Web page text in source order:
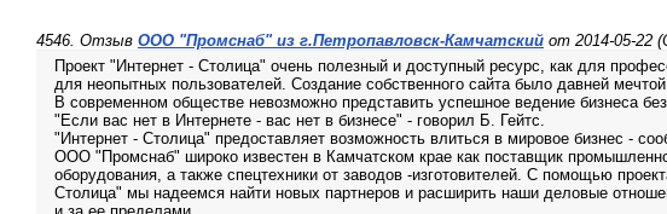
4546. Отзыв ООО "Промснаб" из г.Петропавловск-Камчатский от 2014-05-22
Проект "Интернет - Столица" очень полезный и доступный ресурс, как для
для неопытных пользователей. Создание собственного сайта было давней
В современном обществе невозможно представить успешное ведение бизнеса
"Если вас нет в Интернете - вас нет в бизнесе" - говорил Б. Гейтс.
"Интернет - Столица" предоставляет возможность влиться в мировое бизнес -
ООО "Промснаб" широко известен в Камчатском крае как поставщик
оборудования, а также спецтехники от заводов -изготовителей. С помощью
Столица" мы надеемся найти новых партнеров и расширить наши деловые